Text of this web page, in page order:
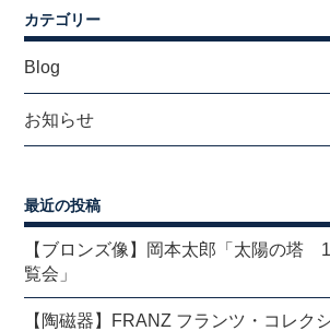
カテゴリー
Blog
お知らせ
最近の投稿
【ブロンズ像】岡本太郎「太陽の塔
覧会」
【陶磁器】FRANZ フランツ・コレク